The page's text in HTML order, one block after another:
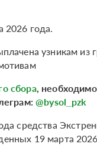
2026 года.
узникам
сбора,
@bysol_pzk
средства
19 марта